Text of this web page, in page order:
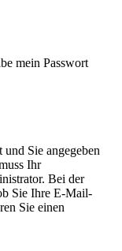
mein Passwort
und Sie angegeben
Ihr
Bei der
Sie Ihre E-Mail-
Sie einen